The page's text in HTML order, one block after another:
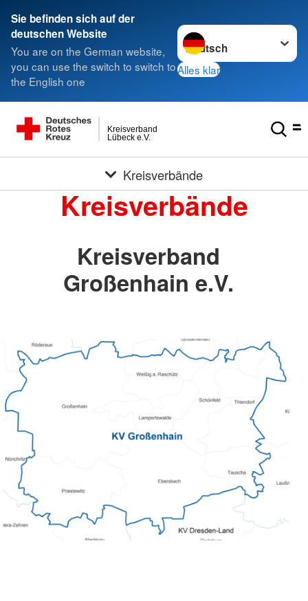
Sie befinden sich auf der
deutschen Website
You are on the German website,
you can use the switch to switch to
the English one
Sprache wechseln zu
Alles klar
Lübeck e.V.
Kreisverband
Kreisverbände
Kreisverbände
Kreisverband
Großenhain e.V.